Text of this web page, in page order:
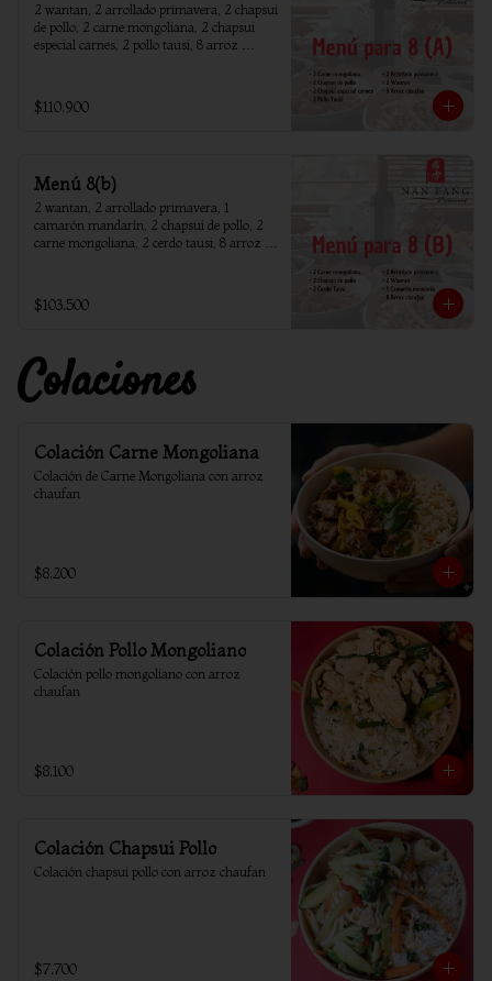
2 wantan, 2 arrollado primavera, 2 chapsui
de pollo, 2 carne mongoliana, 2 chapsui
especial carnes, 2 pollo tausi, 8 arroz
$110.900
Menú 8(b)
2 wantan, 2 arrollado primavera, 1
camarón mandarín, 2 chapsui de pollo, 2
carne mongoliana, 2 cerdo tausi, 8 arroz
$103.500
Colaciones
Colación Carne Mongoliana
Colación de Carne Mongoliana con arroz
chaufan
$8.200
Colación Pollo Mongoliano
Colación pollo mongoliano con arroz
chaufan
$8.100
Colación Chapsui Pollo
Colación chapsui pollo con arroz chaufan
$7.700